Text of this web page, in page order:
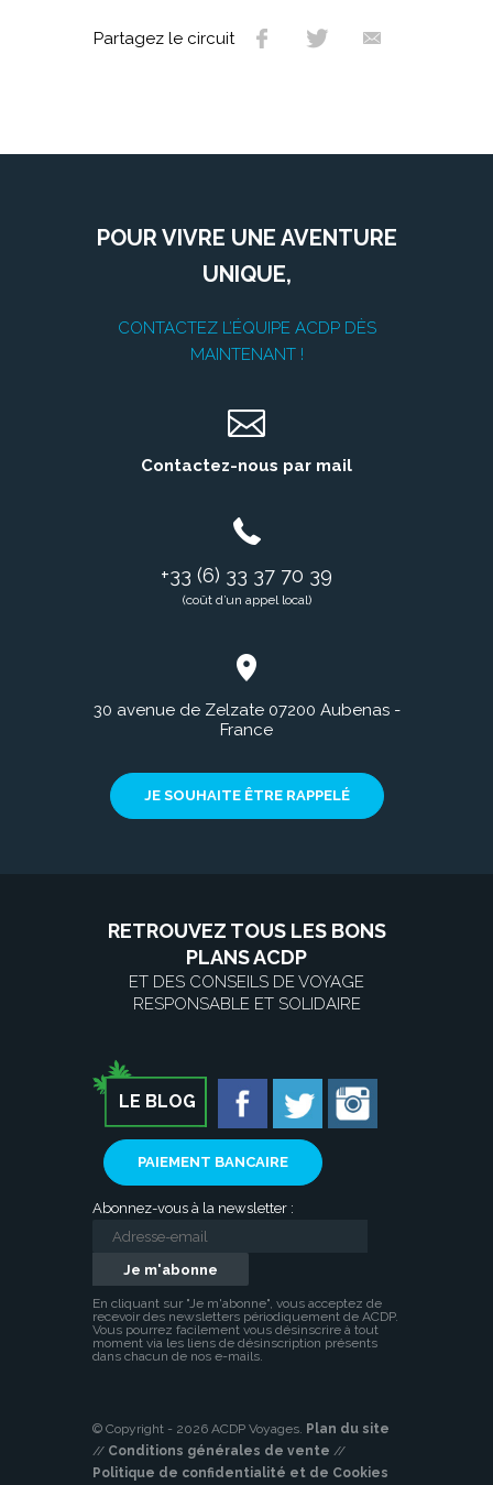
Partagez le circuit
POUR VIVRE UNE AVENTURE
UNIQUE,
CONTACTEZ L’ÉQUIPE ACDP DÈS
MAINTENANT !
Contactez-nous par mail
+33 (6) 33 37 70 39
(coût d’un appel local)
30 avenue de Zelzate 07200 Aubenas -
France
JE SOUHAITE ÊTRE RAPPELÉ
RETROUVEZ TOUS LES BONS
PLANS ACDP
ET DES CONSEILS DE VOYAGE
RESPONSABLE ET SOLIDAIRE
LE BLOG
PAIEMENT BANCAIRE
Abonnez-vous à la newsletter :
En cliquant sur "Je m'abonne", vous acceptez de
recevoir des newsletters périodiquement de ACDP.
Vous pourrez facilement vous désinscrire à tout
moment via les liens de désinscription présents
dans chacun de nos e-mails.
© Copyright - 2026 ACDP Voyages. Plan du site
// Conditions générales de vente //
Politique de confidentialité et de Cookies